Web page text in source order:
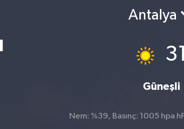
Antalya
31
Güneşli
Nem: %39, Basınç: 1005 hpa